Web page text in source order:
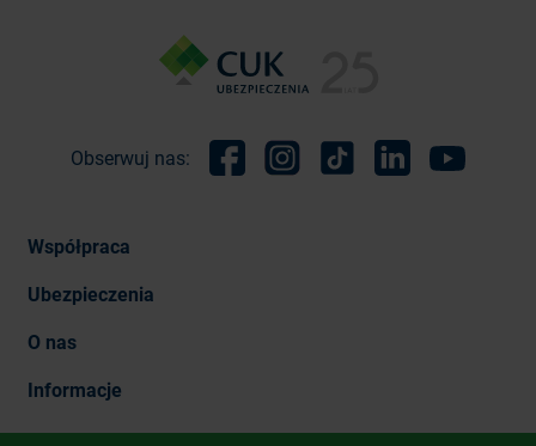
Obserwuj nas:
Współpraca
Ubezpieczenia
O nas
Informacje